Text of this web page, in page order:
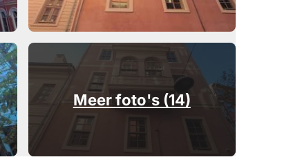
Meer foto's (14)